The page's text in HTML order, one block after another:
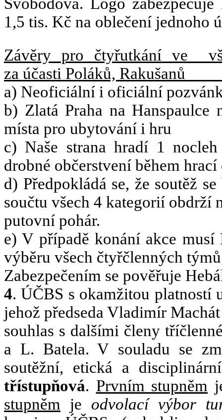
1,5 tis. Kč na oblečení jednoho
Závěry pro čtyřutkání ve
za účasti Poláků, Rakušanů
a) Neoficiální i oficiální
b) Zlatá Praha na
místa pro ubytování i hru
c) Naše strana hradí 1
drobné občerstvení během hrací
d) Předpokládá se, že soutěž
součtu všech 4 kategorií obdrží
putovní pohár.
e) V případě konání akce musí
výběru všech čtyřčlenných týmů
Zabezpečením se pověřuje
4.ÚČBS s okamžitou
jehož předseda Vladimír
souhlas s dalšími členy
a L. Batela. V souladu se
soutěžní, etická a
třístupňová. Prvním stupněm
stupněm je odvolací výbor